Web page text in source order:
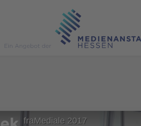
fraMediale 2017